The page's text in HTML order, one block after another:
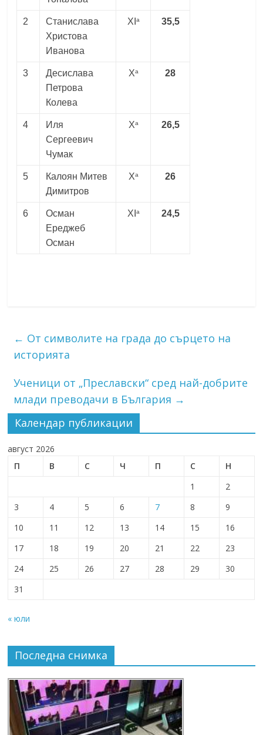
2
Станислава
Христова
Иванова
XI a 35,5
3
Десислава
Петрова
Колева
Xa 28
4
Иля
Сергеевич
Чумак
Xa 26,5
5
Калоян Митев
Димитров
Xa 26
6
Осман
Ереджеб
Осман
XI a 24,5
← От символите на града до сърцето на
историята
Ученици от „Преславски“ сред най-добрите
млади преводачи в България →
Календар публикации
август 2026
П
В С Ч П С
Н
1
2
3
4 5 6 7 8
9
10
11 12 13 14 15
16
17
18 19 20 21 22
23
24
25 26 27 28 29
30
31
« юли
Последна снимка